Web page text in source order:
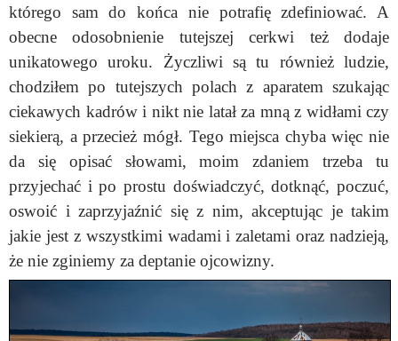
którego sam do końca nie potrafię zdefiniować. A
obecne odosobnienie tutejszej cerkwi też dodaje
unikatowego uroku. Życzliwi są tu również ludzie,
chodziłem po tutejszych polach z aparatem szukając
ciekawych kadrów i nikt nie latał za mną z widłami czy
siekierą, a przecież mógł. Tego miejsca chyba więc nie
da się opisać słowami, moim zdaniem trzeba tu
przyjechać i po prostu doświadczyć, dotknąć, poczuć,
oswoić i zaprzyjaźnić się z nim, akceptując je takim
jakie jest z wszystkimi wadami i zaletami oraz nadzieją,
że nie zginiemy za deptanie ojcowizny.